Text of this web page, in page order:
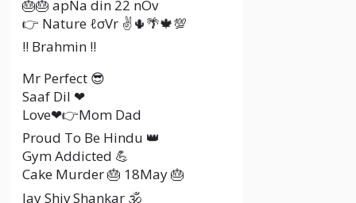
🎂🎂 apNa din 22 nOv
👉 Nature ℓσVr ✌🌵🌴🍁💯
!! Brahmin !!
Mr Perfect 😎
Saaf Dil ❤
Love❤👉Mom Dad
Proud To Be Hindu 👑
Gym Addicted 💪
Cake Murder 🎂 18May 🎂
Jay Shiv Shankar 🕉️